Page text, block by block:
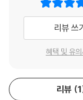
아이들의 순수함과
안데르센은 “아이들
들의 재잘거리는 소
는 당시 비참했던 유
어른과 아이 모두에게
리뷰 쓰
혜택 및 유
리뷰 1